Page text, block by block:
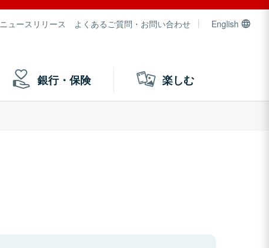
ニュースリリース よくあるご質問・お問い合わせ English
銀行・保険 楽しむ